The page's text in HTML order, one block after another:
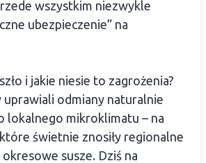
wszystkim niezwykle
ubezpieczenie” na
i jakie niesie to zagrożenia?
uprawiali odmiany naturalnie
lokalnego mikroklimatu – na
świetnie znosiły regionalne
susze. Dziś na